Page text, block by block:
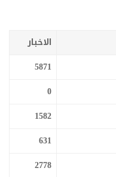
الاخبار
5871
0
1582
631
2778